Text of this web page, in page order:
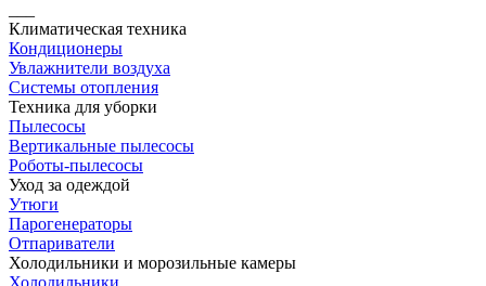
Климатическая техника
Кондиционеры
Увлажнители воздуха
Системы отопления
Техника для уборки
Пылесосы
Вертикальные пылесосы
Роботы-пылесосы
Уход за одеждой
Утюги
Парогенераторы
Отпариватели
Холодильники и морозильные камеры
Холодильники